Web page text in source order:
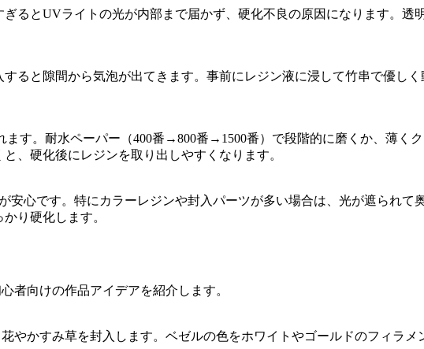
るとUVライトの光が内部まで届かず、硬化不良の原因になります。透
ると隙間から気泡が出てきます。事前にレジン液に浸して竹串で優し
す。耐水ペーパー（400番→800番→1500番）で段階的に磨くか、薄く
、硬化後にレジンを取り出しやすくなります。
安心です。特にカラーレジンや封入パーツが多い場合は、光が遮られ
り硬化します。
者向けの作品アイデアを紹介します。
やかすみ草を封入します。ベゼルの色をホワイトやゴールドのフィラ